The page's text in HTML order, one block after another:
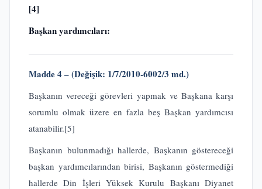
[4]
Başkan yardımcıları:
Madde 4 – (Değişik: 1/7/2010-6002/3 md.)
Başkanın vereceği görevleri yapmak ve Başkana karşı
sorumlu olmak üzere en fazla beş Başkan yardımcısı
atanabilir.[5]
Başkanın bulunmadığı hallerde, Başkanın göstereceği
başkan yardımcılarından birisi, Başkanın göstermediği
hallerde Din İşleri Yüksek Kurulu Başkanı Diyanet